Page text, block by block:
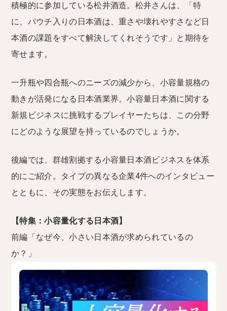
積極的に参加している松井酒造。松井さんは、「特
に、パウチ入りの日本酒は、重さや壊れやすさなど日
本酒の課題をすべて解決してくれそうです」と期待を
寄せます。
一升瓶や四合瓶へのニーズの減少から、小容量規格の
動きが活発になる日本酒業界。小容量日本酒に関する
新規ビジネスに挑戦するプレイヤーたちは、この分野
にどのような展望を持っているのでしょうか。
後編では、群雄割拠する小容量日本酒ビジネスを体系
的にご紹介。タイプの異なる企業4件へのインタビュー
とともに、その実態をお伝えします。
【特集：小容量化する日本酒】
前編「なぜ今、小さい日本酒が求められているの
か？」